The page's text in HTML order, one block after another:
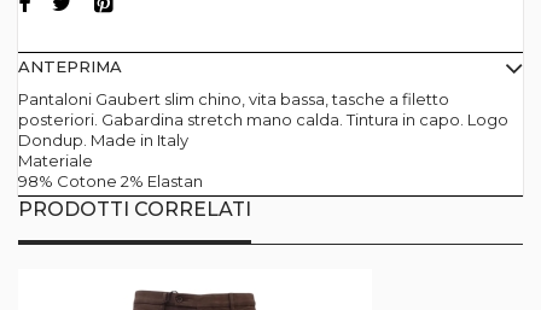
ANTEPRIMA
Pantaloni Gaubert slim chino, vita bassa, tasche a filetto
posteriori. Gabardina stretch mano calda. Tintura in capo. Logo
Dondup. Made in Italy
Materiale
98% Cotone 2% Elastan
PRODOTTI CORRELATI